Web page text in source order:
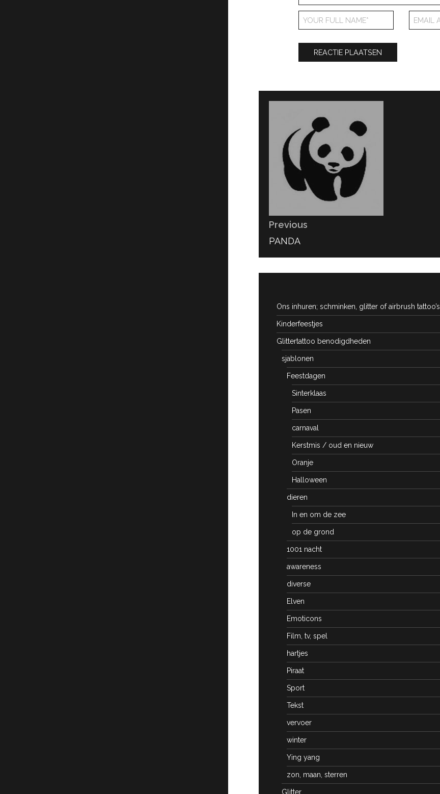
Bericht
navigatie
Previous
PREVIOUS
PANDA
Ons inhuren; schminken, glitter of airbrush tattoo’s
Kinderfeestjes
Glittertattoo benodigdheden
sjablonen
Feestdagen
Sinterklaas
Pasen
carnaval
Kerstmis / oud en nieuw
Oranje
Halloween
dieren
In en om de zee
op de grond
1001 nacht
awareness
diverse
Elven
Emoticons
Film, tv, spel
hartjes
Piraat
Sport
Tekst
vervoer
winter
Ying yang
zon, maan, sterren
Glitter